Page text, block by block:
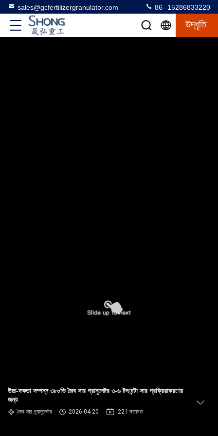
sales@gcfertilizergranulator.com 86--15286833220
উদ্ধৃতি
উচ্চ-দক্ষতা সম্পন্ন ৩৮০ভি জৈব সার গ্রানুলেটর ৩-৬ টন/ঘন্টা সার প্রক্রিয়াকরণের
জন্য
জৈব সার গ্র্যানুলেটর 2026-04-20 221 মতামত